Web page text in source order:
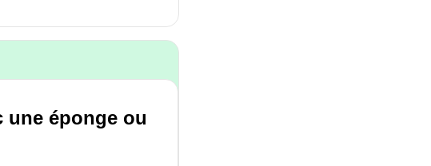
une éponge ou